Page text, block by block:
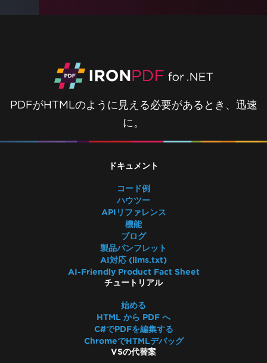
PDFがHTMLのように見える必要があるとき、迅速
に。
ドキュメント
コード例
ハウツー
APIリファレンス
機能
ブログ
製品パンフレット
AI対応 (llms.txt)
AI-Friendly Product Fact Sheet
チュートリアル
始める
HTML から PDF へ
C#でPDFを編集する
ChromeでHTMLデバッグ
VSの代替案